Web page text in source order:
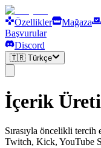
Özellikler Mağaza
Başvurular
Discord
🇹🇷 Türkçe
İçerik
Sırasıyla öncelikli
Twitch, Kick, YouTube